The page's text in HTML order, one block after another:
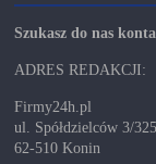
Szukasz do nas
ADRES REDAKCJI:
Firmy24h.pl
ul. Spółdzielców 3/325
62-510 Konin